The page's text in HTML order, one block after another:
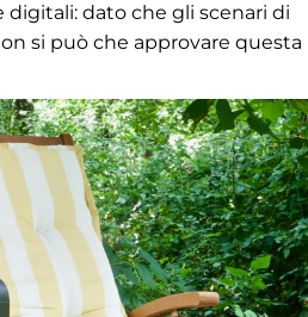
dato che gli scenari di
si può che approvare questa